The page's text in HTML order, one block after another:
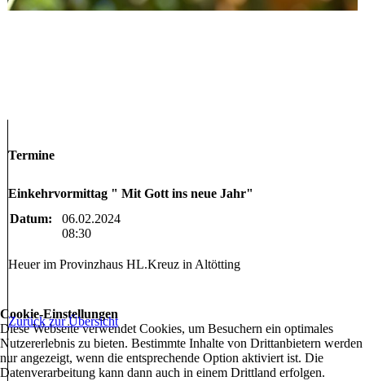
Termine
Einkehrvormittag " Mit Gott ins neue Jahr"
Datum:
06.02.2024
08:30
Heuer im Provinzhaus HL.Kreuz in Altötting
Zurück zur Übersicht
Cookie-Einstellungen
Diese Webseite verwendet Cookies, um Besuchern ein optimales
Nutzererlebnis zu bieten. Bestimmte Inhalte von Drittanbietern werden
nur angezeigt, wenn die entsprechende Option aktiviert ist. Die
Datenverarbeitung kann dann auch in einem Drittland erfolgen.